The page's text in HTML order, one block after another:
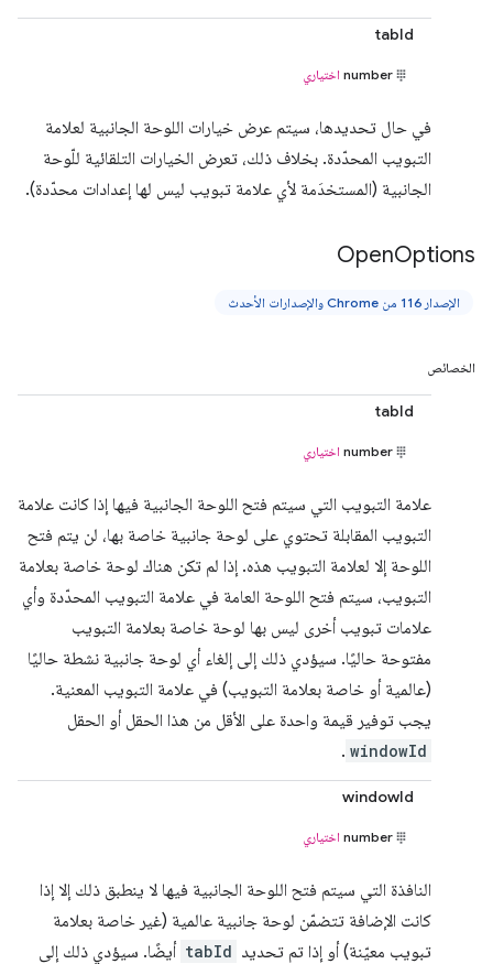
tabId
number اختياري
في حال تحديدها، سيتم عرض خيارات اللوحة الجانبية لعلامة
التبويب المحدّدة. بخلاف ذلك، تعرض الخيارات التلقائية للّوحة
الجانبية (المستخدَمة لأي علامة تبويب ليس لها إعدادات محدّدة).
OpenOptions
الإصدار 116 من Chrome والإصدارات الأحدث
الخصائص
tabId
number اختياري
علامة التبويب التي سيتم فتح اللوحة الجانبية فيها إذا كانت علامة
التبويب المقابلة تحتوي على لوحة جانبية خاصة بها، لن يتم فتح
اللوحة إلا لعلامة التبويب هذه. إذا لم تكن هناك لوحة خاصة بعلامة
التبويب، سيتم فتح اللوحة العامة في علامة التبويب المحدّدة وأي
علامات تبويب أخرى ليس بها لوحة خاصة بعلامة التبويب
مفتوحة حاليًا. سيؤدي ذلك إلى إلغاء أي لوحة جانبية نشطة حاليًا
(عالمية أو خاصة بعلامة التبويب) في علامة التبويب المعنية.
يجب توفير قيمة واحدة على الأقل من هذا الحقل أو الحقل
windowId
.
windowId
number اختياري
النافذة التي سيتم فتح اللوحة الجانبية فيها لا ينطبق ذلك إلا إذا
كانت الإضافة تتضمّن لوحة جانبية عالمية (غير خاصة بعلامة
تبويب معيّنة) أو إذا تم تحديد tabId أيضًا. سيؤدي ذلك إلى